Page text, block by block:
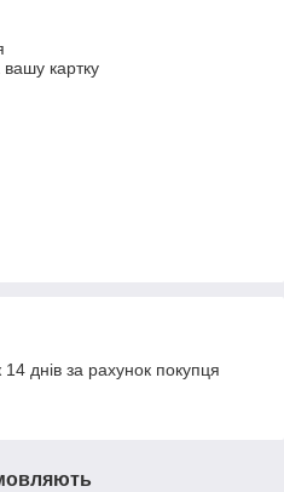
картку
днів за рахунок покупця